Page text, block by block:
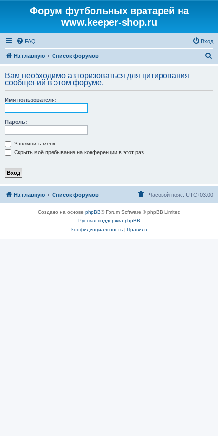
Форум футбольных вратарей на
www.keeper-shop.ru
FAQ Вход
На главную Список форумов
с
Вам необходимо авторизоваться для цитирования
сообщений в этом форуме.
Имя пользователя:
Пароль:
Запомнить меня
Скрыть моё пребывание на конференции в этот раз
На главную Список форумов Часовой пояс: UTC+03:00
Создано на основе phpBB® Forum Software © phpBB Limited
Русская поддержка phpBB
Конфиденциальность| Правила